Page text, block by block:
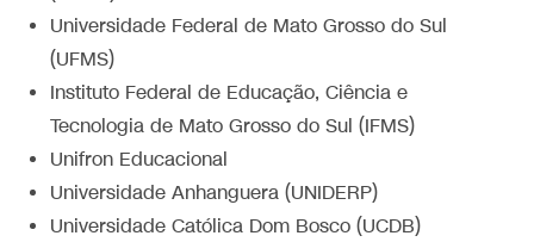
Universidade Federal de Mato Grosso do Sul
(UFMS)
Instituto Federal de Educação, Ciência e
Tecnologia de Mato Grosso do Sul (IFMS)
Unifron Educacional
Universidade Anhanguera (UNIDERP)
Universidade Católica Dom Bosco (UCDB)